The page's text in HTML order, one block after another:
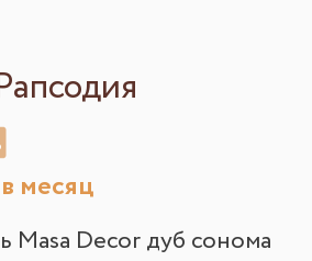
месяц
Decor дуб сонома